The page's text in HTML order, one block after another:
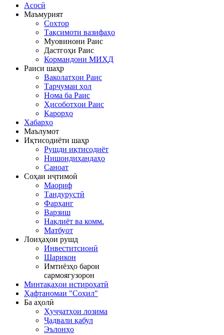
Асосӣ
Маъмурият
Сохтор
Тақсимоти вазифаҳо
Муовинони Раис
Дастгоҳи Раис
Кормандони МИҲД
Раиси шаҳр
Ваколатҳои Раис
Тарҷумаи ҳол
Нома ба Раис
Ҳисоботҳои Раис
Қарорҳо
Хабарҳо
Маълумот
Иқтисодиёти шаҳр
Рушди иқтисодиёт
Нишондиҳандаҳо
Саноат
Соҳаи иҷтимоӣ
Маориф
Тандурустӣ
Фарҳанг
Варзиш
Нақлиёт ва комм.
Матбуот
Лоиҳаҳои рушд
Инвеститсионӣ
Шарикон
Имтиёзҳо барои
сармоягузорон
Минтақаҳои истироҳатӣ
Ҳафтаномаи "Соҳил"
Ба аҳолӣ
Ҳуҷҷатҳои лозима
Ҷадвали қабул
Эълонҳо